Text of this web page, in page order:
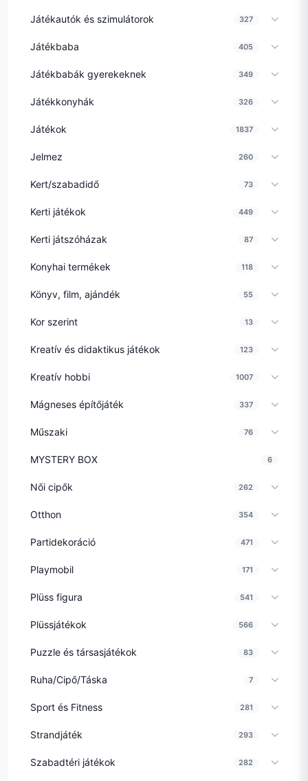
Játékautók és szimulátorok 327
Játékbaba 405
Játékbabák gyerekeknek 349
Játékkonyhák 326
Játékok 1837
Jelmez 260
Kert/szabadidő 73
Kerti játékok 449
Kerti játszóházak 87
Konyhai termékek 118
Könyv, film, ajándék 55
Kor szerint 13
Kreatív és didaktikus játékok 123
Kreatív hobbi 1007
Mágneses építőjáték 337
Műszaki 76
MYSTERY BOX 6
Női cipők 262
Otthon 354
Partidekoráció 471
Playmobil 171
Plüss figura 541
Plüssjátékok 566
Puzzle és társasjátékok 83
Ruha/Cipő/Táska 7
Sport és Fitness 281
Strandjáték 293
Szabadtéri játékok 282